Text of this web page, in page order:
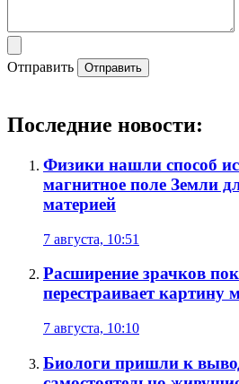
Отправить Отправить
Последние новости:
Физики нашли способ
магнитное поле Земли
материей
7 августа, 10:51
Расширение зрачков
перестраивает картину
7 августа, 10:10
Биологи пришли к